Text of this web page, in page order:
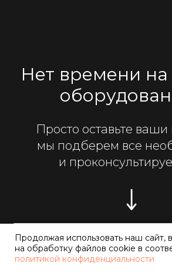
Нет времени
Просто оставьте ваши
мы подберем все
и
Подобрать
Продолжая использовать наш сайт,
на обработку файлов cookie в
политикой конфиденциальности